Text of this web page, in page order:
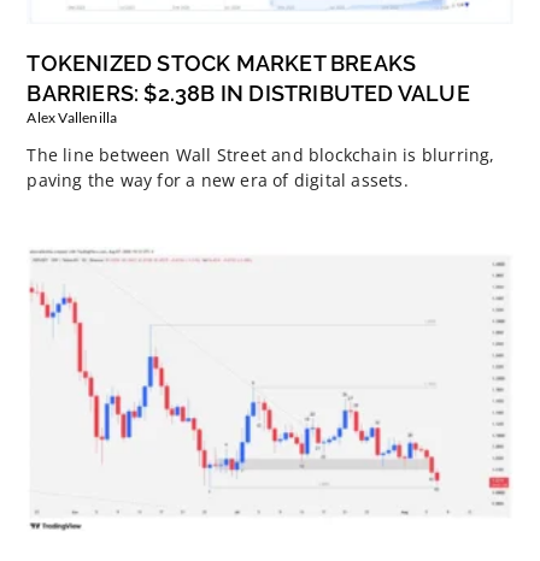
TOKENIZED STOCK MARKET BREAKS
BARRIERS: $2.38B IN DISTRIBUTED VALUE
Alex Vallenilla
The line between Wall Street and blockchain is blurring,
paving the way for a new era of digital assets.